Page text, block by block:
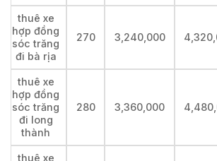
thuê xe
hợp đồng
sóc trăng
đi bà rịa
270 3,240,000
thuê xe
hợp đồng
sóc trăng
đi long
thành
280 3,360,000
thuê xe